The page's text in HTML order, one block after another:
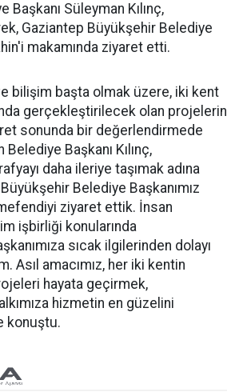
Başkanı Süleyman Kılınç,
Gaziantep Büyükşehir Belediye
makamında ziyaret etti.
bilişim başta olmak üzere, iki kent
gerçekleştirilecek olan projelerin
sonunda bir değerlendirmede
Belediye Başkanı Kılınç,
daha ileriye taşımak adına
Belediye Başkanımız
ziyaret ettik. İnsan
işbirliği konularında
sıcak ilgilerinden dolayı
Asıl amacımız, her iki kentin
hayata geçirmek,
hizmetin en güzelini
konuştu.